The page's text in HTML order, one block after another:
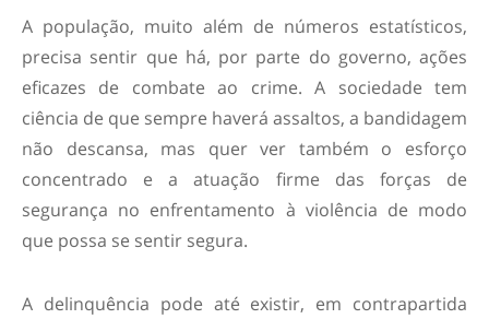
A população, muito além de números estatísticos,
precisa sentir que há, por parte do governo, ações
eficazes de combate ao crime. A sociedade tem
ciência de que sempre haverá assaltos, a bandidagem
não descansa, mas quer ver também o esforço
concentrado e a atuação firme das forças de
segurança no enfrentamento à violência de modo
que possa se sentir segura.
A delinquência pode até existir, em contrapartida